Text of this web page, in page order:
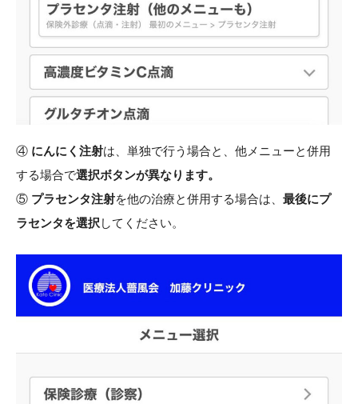
④ にんにく注射は、単独で行う場合と、他メニューと併用
する場合で選択ボタンが異なります。
⑤ プラセンタ注射を他の治療と併用する場合は、 最後にプ
ラセンタを選択 してください。